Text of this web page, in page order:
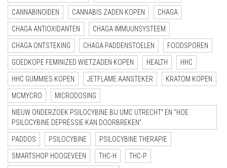
CANNABINOIDEN CANNABIS ZADEN KOPEN CHAGA
CHAGA ANTIOXIDANTEN CHAGA IMMUUNSYSTEEM
CHAGA ONTSTEKING CHAGA PADDENSTOELEN FOODSPOREN
GOEDKOPE FEMINIZED WIETZADEN KOPEN HEALTH HHC
HHC GUMMIES KOPEN JETFLAME AANSTEKER KRATOM KOPEN
MCMYCRO MICRODOSING
NIEUW ONDERZOEK PSILOCYBINE BIJ UMC UTRECHT” EN “HOE
PSILOCYBINE DEPRESSIE KAN DOORBREKEN”.
PADDOS PSILOCYBINE PSILOCYBINE THERAPIE
SMARTSHOP HOOGEVEEN THC-H THC-P